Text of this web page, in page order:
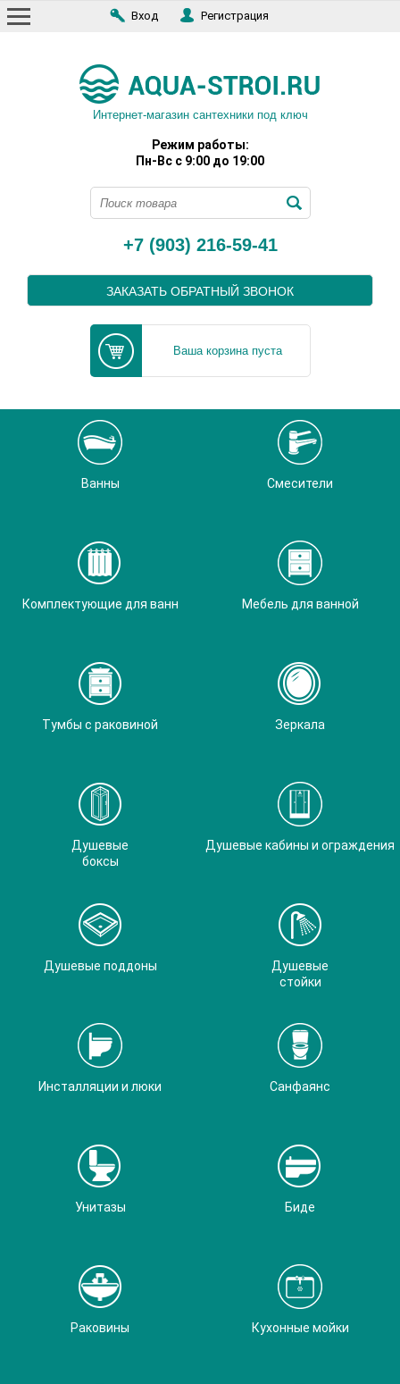
Вход Регистрация
Интернет-магазин сантехники под ключ
Режим работы:
Пн-Вс с 9:00 до 19:00
+7 (903) 216-59-41
ЗАКАЗАТЬ ОБРАТНЫЙ ЗВОНОК
Ваша корзина пуста
Ванны Смесители
Комплектующие для ванн Мебель для ванной
Тумбы с раковиной Зеркала
Душевые
боксы
Душевые кабины и ограждения
Душевые поддоны
Душевые
стойки
Инсталляции и люки Санфаянс
Унитазы Биде
Раковины Кухонные мойки